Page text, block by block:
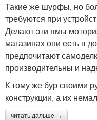
Такие же шурфы, но
требуются при
Делают эти ямы
магазинах они есть в
предпочитают
производительны и
К тому же бур своими
конструкции, а их
читать дальше →